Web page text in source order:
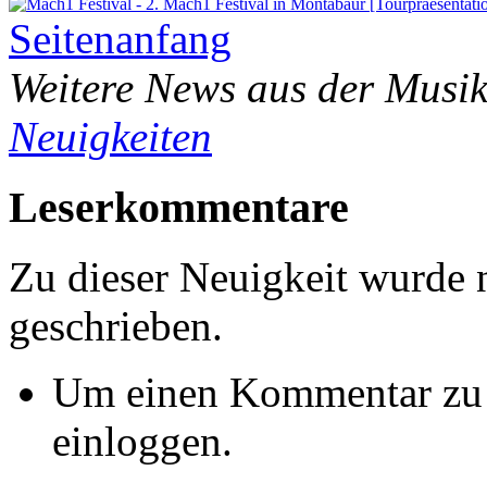
Seitenanfang
Weitere News aus der
Neuigkeiten
Leserkommentare
Zu dieser Neuigkeit wurde
geschrieben.
Um einen Kommentar
einloggen.